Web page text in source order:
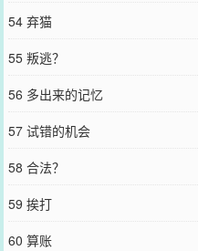
54 弃猫
55 叛逃？
56 多出来的记忆
57 试错的机会
58 合法？
59 挨打
60 算账